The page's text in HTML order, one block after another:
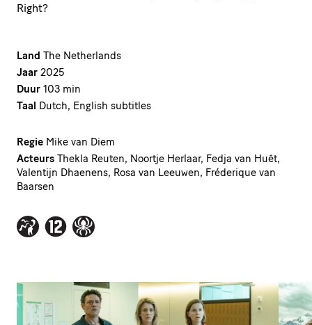
Right?
Land The Netherlands
Jaar 2025
Duur 103 min
Taal Dutch, English subtitles
Regie Mike van Diem
Acteurs Thekla Reuten, Noortje Herlaar, Fedja van Huêt,
Valentijn Dhaenens, Rosa van Leeuwen, Fréderique van
Baarsen